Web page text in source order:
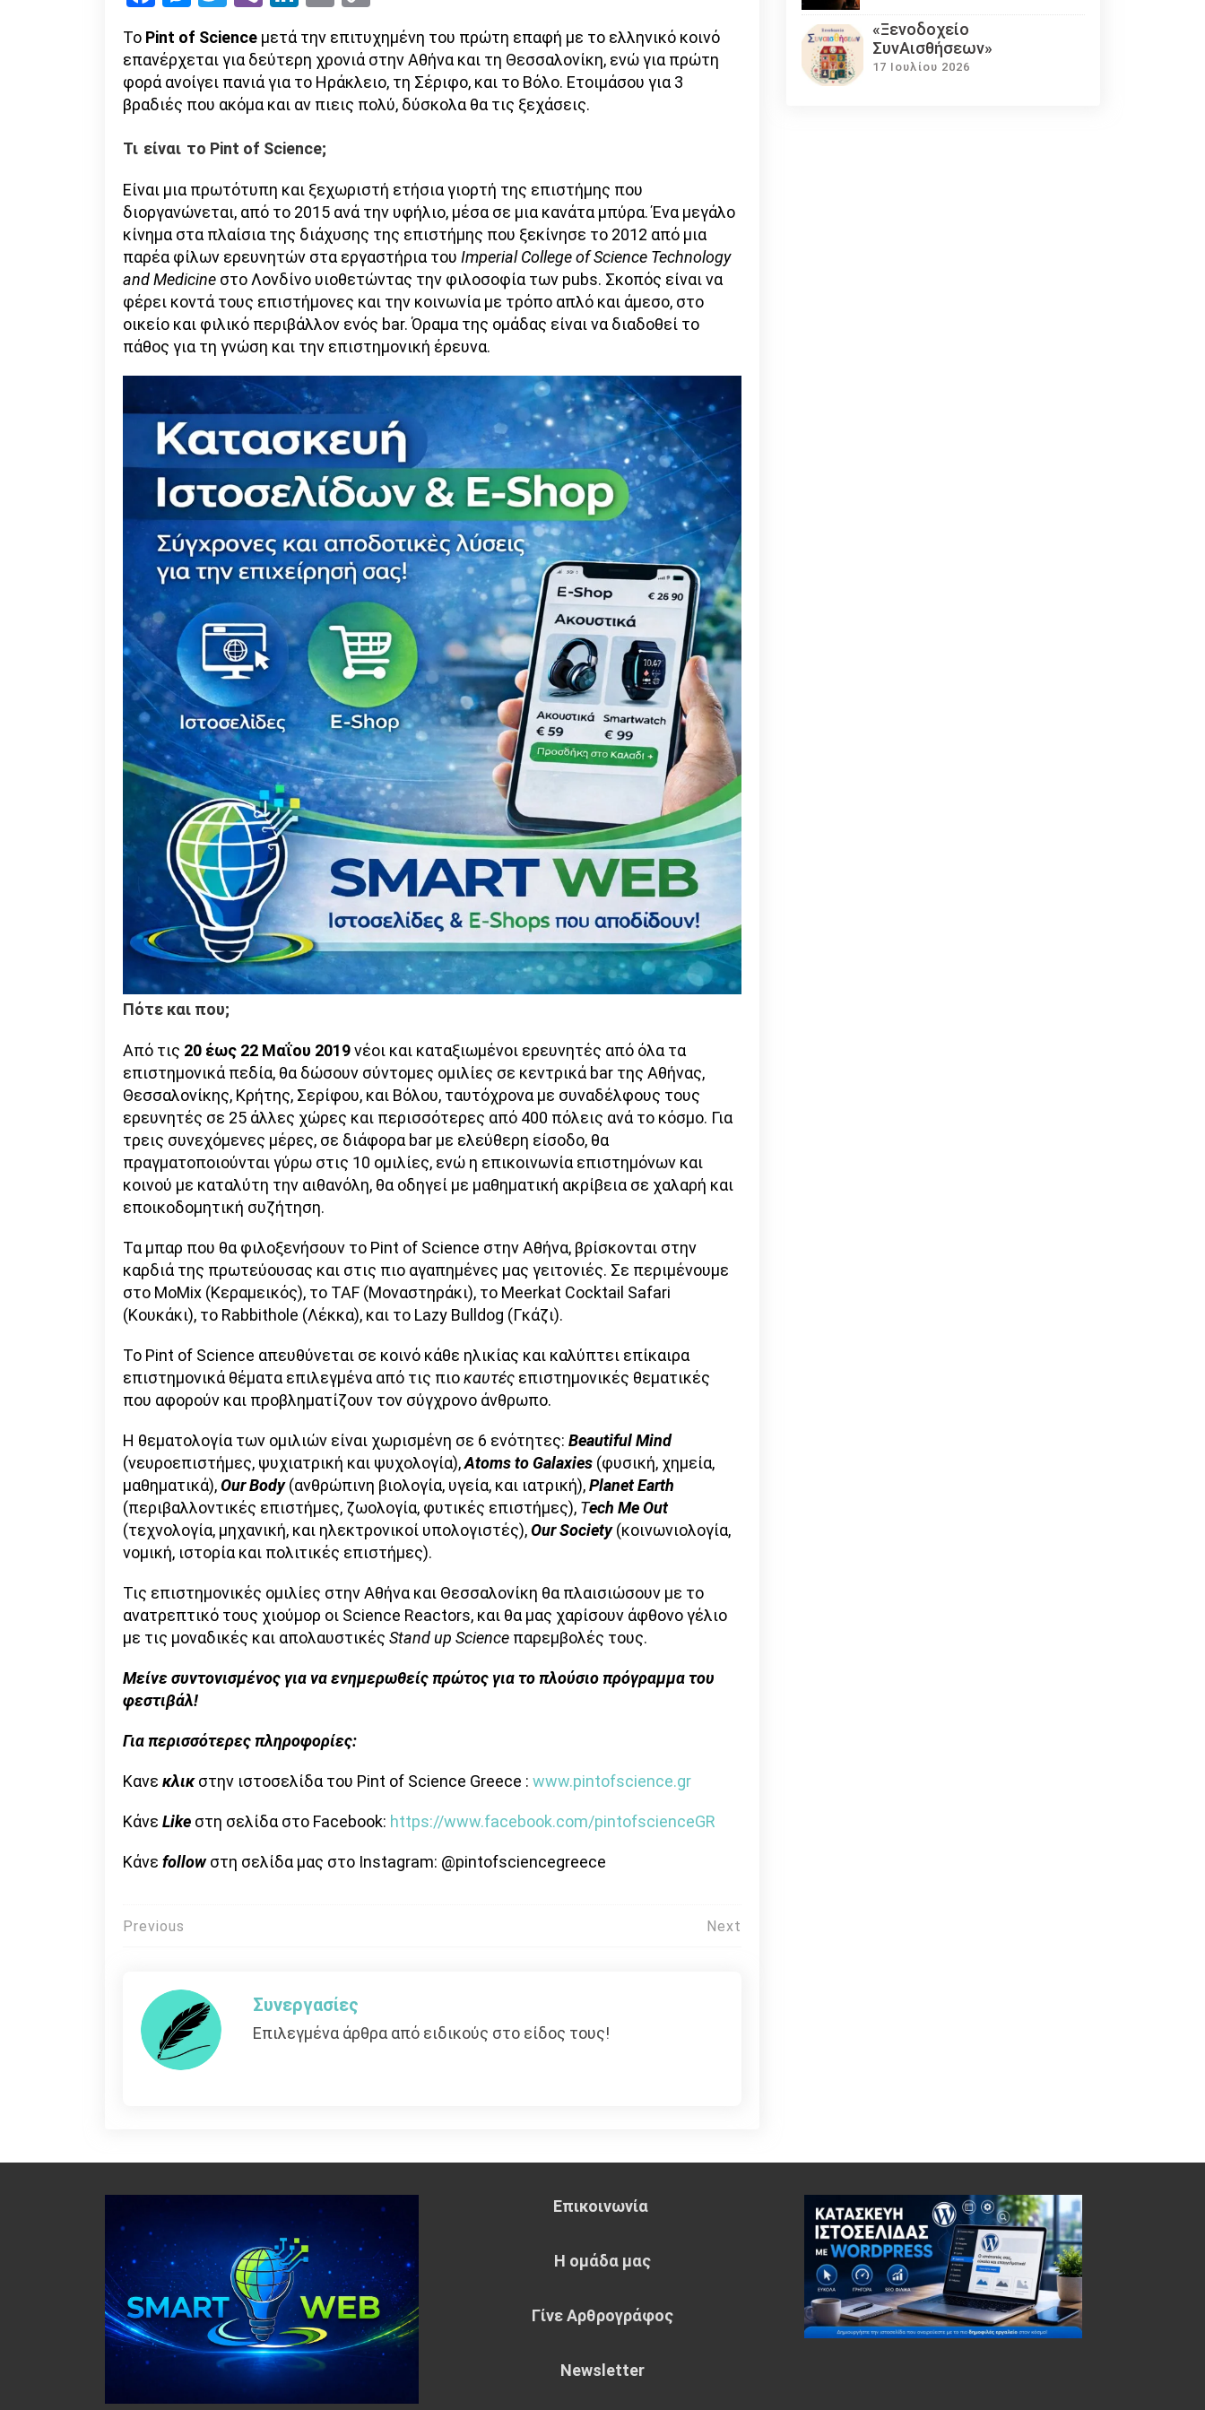
Link
Το Pint of Science μετά την επιτυχημένη του πρώτη επαφή με το ελληνικό κοινό
επανέρχεται για δεύτερη χρονιά στην Αθήνα και τη Θεσσαλονίκη, ενώ για πρώτη
φορά ανοίγει πανιά για το Ηράκλειο, τη Σέριφο, και το Βόλο. Ετοιμάσου για 3
βραδιές που ακόμα και αν πιεις πολύ, δύσκολα θα τις ξεχάσεις.
Τι είναι το Pint of Science;
Είναι μια πρωτότυπη και ξεχωριστή ετήσια γιορτή της επιστήμης που
διοργανώνεται, από το 2015 ανά την υφήλιο, μέσα σε μια κανάτα μπύρα. Ένα μεγάλο
κίνημα στα πλαίσια της διάχυσης της επιστήμης που ξεκίνησε το 2012 από μια
παρέα φίλων ερευνητών στα εργαστήρια του Imperial College of Science Technology
and Medicine στο Λονδίνο υιοθετώντας την φιλοσοφία των pubs. Σκοπός είναι να
φέρει κοντά τους επιστήμονες και την κοινωνία με τρόπο απλό και άμεσο, στο
οικείο και φιλικό περιβάλλον ενός bar. Όραμα της ομάδας είναι να διαδοθεί το
πάθος για τη γνώση και την επιστημονική έρευνα.
Πότε και που;
Από τις 20 έως 22 Μαΐου 2019νέοι και καταξιωμένοι ερευνητές από όλα τα
επιστημονικά πεδία, θα δώσουν σύντομες ομιλίες σε κεντρικά bar της Αθήνας,
Θεσσαλονίκης, Κρήτης, Σερίφου, και Βόλου, ταυτόχρονα με συναδέλφους τους
ερευνητές σε 25 άλλες χώρες και περισσότερες από 400 πόλεις ανά το κόσμο. Για
τρεις συνεχόμενες μέρες, σε διάφορα bar με ελεύθερη είσοδο, θα
πραγματοποιούνται γύρω στις 10 ομιλίες, ενώ η επικοινωνία επιστημόνων και
κοινού με καταλύτη την αιθανόλη, θα οδηγεί με μαθηματική ακρίβεια σε χαλαρή και
εποικοδομητική συζήτηση.
Τα μπαρ που θα φιλοξενήσουν το Pint of Science στην Αθήνα, βρίσκονται στην
καρδιά της πρωτεύουσας και στις πιο αγαπημένες μας γειτονιές. Σε περιμένουμε
στο MoMix (Κεραμεικός), το TAF (Μοναστηράκι), το Meerkat Cocktail Safari
(Κουκάκι), το Rabbithole (Λέκκα), και το Lazy Bulldog (Γκάζι).
Το Pint of Science απευθύνεται σε κοινό κάθε ηλικίας και καλύπτει επίκαιρα
επιστημονικά θέματα επιλεγμένα από τις πιοκαυτές επιστημονικές θεματικές
που αφορούν και προβληματίζουν τον σύγχρονο άνθρωπο.
Η θεματολογία των ομιλιών είναι χωρισμένη σε 6 ενότητες: Beautiful Mind
(νευροεπιστήμες, ψυχιατρική και ψυχολογία),Atoms to Galaxies (φυσική, χημεία,
μαθηματικά),Our Body(ανθρώπινη βιολογία, υγεία, και ιατρική),Planet Earth
(περιβαλλοντικές επιστήμες, ζωολογία, φυτικές επιστήμες), Τech Me Out
(τεχνολογία, μηχανική, και ηλεκτρονικοί υπολογιστές),Our Society(κοινωνιολογία,
νομική, ιστορία και πολιτικές επιστήμες).
Τις επιστημονικές ομιλίες στην Αθήνα και Θεσσαλονίκη θα πλαισιώσουν με το
ανατρεπτικό τους χιούμορ οι Science Reactors, και θα μας χαρίσουν άφθονο γέλιο
με τις μοναδικές και απολαυστικές Stand up Science παρεμβολές τους.
Μείνε συντονισμένος για να ενημερωθείς πρώτος για το πλούσιο πρόγραμμα του
φεστιβάλ!
Για περισσότερες πληροφορίες:
Κανε κλικστην ιστοσελίδα του Pint of Science Greece : www.pintofscience.gr
Κάνε Like στη σελίδα στο Facebook: https://www.facebook.com/pintofscienceGR
Κάνε followστη σελίδα μας στο Instagram: @pintofsciencegreece
Πλοήγηση
Previous Next
Συνεργασίες
Επιλεγμένα άρθρα από ειδικούς στο είδος τους!
«Ξενοδοχείο
ΣυνΑισθήσεων»
17 Ιουλίου 2026
Επικοινωνία
Η ομάδα μας
Γίνε Αρθρογράφος
Newsletter